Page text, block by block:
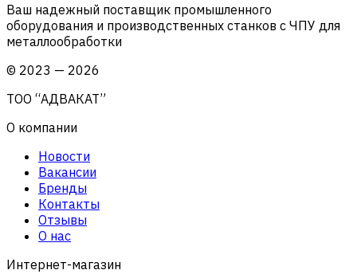
Ваш надежный поставщик промышленного
оборудования и производственных станков с ЧПУ для
металлообработки
© 2023 — 2026
ТОО “АДВАКАТ”
О компании
Новости
Вакансии
Бренды
Контакты
Отзывы
О нас
Интернет-магазин